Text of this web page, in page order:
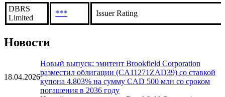
DBRS
Limited
*** Issuer Rating
Новости
18.04.2026
Новый выпуск: эмитент Brookfield Corporation
разместил облигации (CA11271ZAD39) со ставкой
купона 4.803% на сумму CAD 500 млн со сроком
погашения в 2036 году